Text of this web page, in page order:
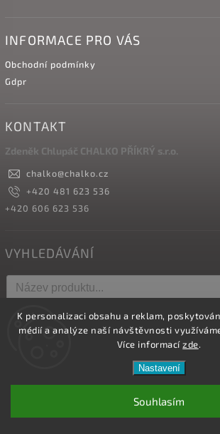
K personalizaci obsahu a reklam,
médií a analýze naší návštěvnosti
Více informacízde.
Nastavení
Souhlasím
INFORMACE PRO VÁS
Obchodní podmínky
Gdpr
KONTAKT
Zdeněk Chlupáč CHALKO PŘÍKRÝ s.r.o.
chalko@chalko.cz
+420 481 623 536
+420 606 623 536
VYHLEDÁVÁNÍ
Hledat
Vyrábíme hřebíky.